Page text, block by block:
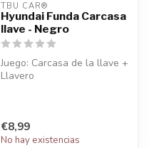
TBU CAR®
Hyundai Funda Carcasa
llave - Negro
Juego: Carcasa de la llave +
Llavero
€8,99
No hay existencias